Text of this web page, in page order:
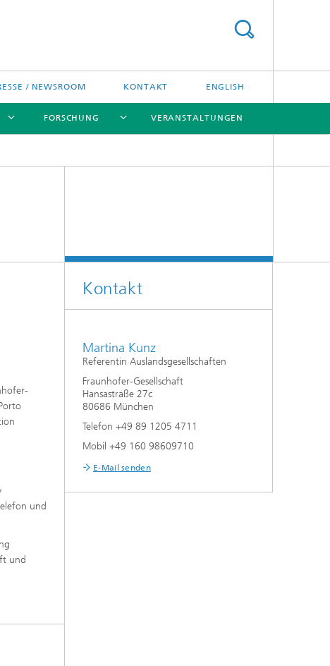
/ NEWSROOM KONTAKT ENGLISH
Fraunhofer-Preisverleihung
FORSCHUNG VERANSTALTUNGEN
und
und
Kontakt
Martina Kunz
Referentin Auslandsgesellschaften
Fraunhofer-Gesellschaft
Hansastraße 27c
80686 München
Telefon +49 89 1205 4711
Mobil +49 160 98609710
E-Mail senden